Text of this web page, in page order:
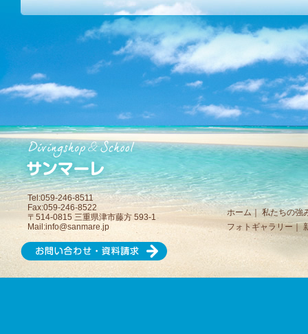
Tel:059-246-8511
Fax:059-246-8522
〒514-0815 三重県津市藤方 593-1
Mail:info@sanmare.jp
ホーム
私たちの強
フォトギャラリー｜